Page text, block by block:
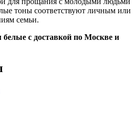
тоны соответствуют личным или
семьи.
c доставкой по Москве и